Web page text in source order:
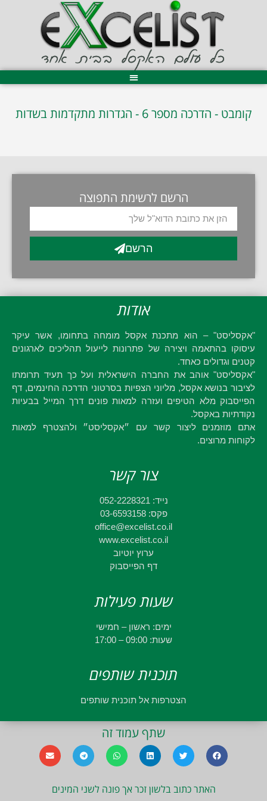
קומבט - הדרכה מספר 6 - הגדרות מתקדמות בשדות
הרשם לרשימת התפוצה
הרשם
אודות
"אקסליסט" – הוא מתכנת אקסל מומחה בתחומו, אשר עיקר
עיסוקו בהתאמה ויצירה של פתרונות לייעול תהליכים לארגונים
קטנים וגדולים כאחד.
"אקסליסט" אוהב את החברה הישראלית ועל כך תעיד תרומתו
לציבור בנושא אקסל, מליוני הצפיות בסרטוני הדרכה החינמים, דף
הפייסבוק מלא הטיפים ועזרה למאות פונים דרך המייל בבעיות
נקודתיות באקסל.
אתם מוזמנים ליצור קשר עם ״אקסליסט״ ולהצטרף למאות
לקוחות מרוצים.
צור קשר
נייד: 052-2228321
פקס: 03-6593158
office@excelist.co.il
www.excelist.co.il
ערוץ יוטיוב
דף הפייסבוק
שעות פעילות
ימים: ראשון – חמישי
שעות: 09:00 – 17:00
תוכנית שותפים
הצטרפות אל תוכנית שותפים
שתף עמוד זה
האתר כתוב בלשון זכר אך פונה לשני המינים